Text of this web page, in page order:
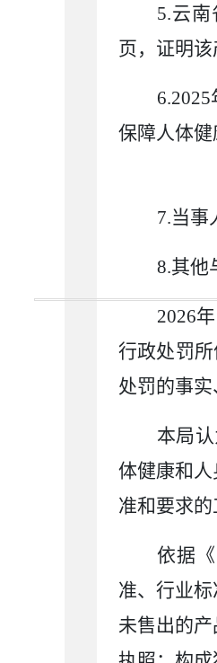
5.云南
页，
6.2025
保障人体
7.当事
8.其他
2026年
行政处罚
处罚的事实
本局
体健康和
准和要求
依据
准、行业
未售出的